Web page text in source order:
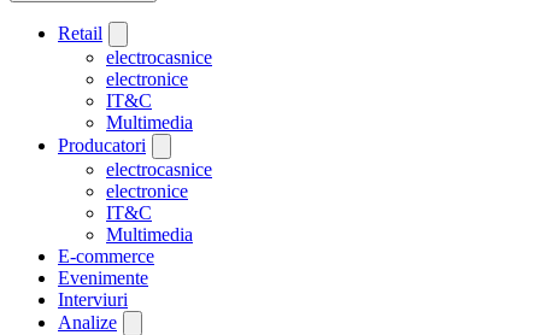
Retail
electrocasnice
electronice
IT&C
Multimedia
Producatori
electrocasnice
electronice
IT&C
Multimedia
E-commerce
Evenimente
Interviuri
Analize